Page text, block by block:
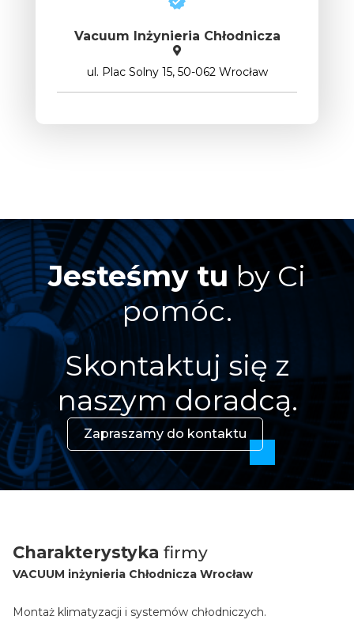
Vacuum Inżynieria Chłodnicza
ul. Plac Solny 15, 50-062 Wrocław
Jesteśmy tu by Ci
pomóc.
Skontaktuj się z
naszym doradcą.
Zapraszamy do kontaktu
Charakterystyka firmy
VACUUM inżynieria Chłodnicza Wrocław
Montaż klimatyzacji i systemów chłodniczych.